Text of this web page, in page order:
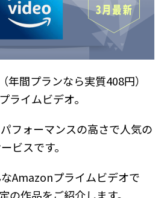
年間プランなら実質408円）
ライムビデオ。
フォーマンスの高さで人気の
ビスです。
Amazonプライムビデオで